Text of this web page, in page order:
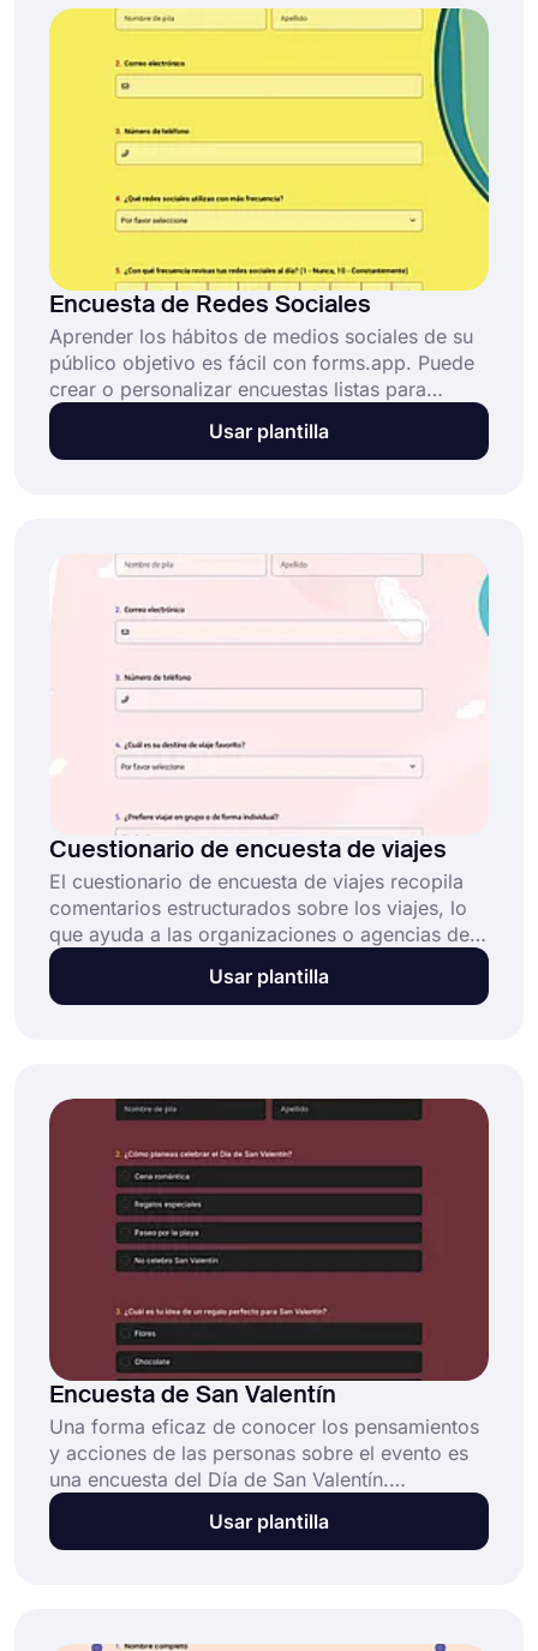
Encuesta de Redes Sociales
Aprender los hábitos de medios sociales de su
público objetivo es fácil con forms.app. Puede
crear o personalizar encuestas listas para
medios sociales, evaluar sus planes de
marketing y seleccionar fácilmente clientes
Usar plantilla
Cuestionario de encuesta de viajes
El cuestionario de encuesta de viajes recopila
comentarios estructurados sobre los viajes, lo
que ayuda a las organizaciones o agencias de
viajes a evaluar la experiencia de viaje en
general, mejorar el proceso de reserva y
Usar plantilla
Encuesta de San Valentín
Una forma eficaz de conocer los pensamientos
y acciones de las personas sobre el evento es
una encuesta del Día de San Valentín.
Empresas, coordinadores de eventos y
comerciantes pueden utilizarlo para
gratuito del Día de San Valentín de forms.app,
Usar plantilla